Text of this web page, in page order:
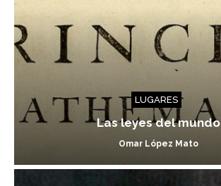
LUGARES
Las leyes del mundo
Omar López Mato